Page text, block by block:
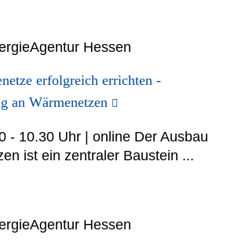
Hessen
erfolgreich errichten -
an Wärmenetzen
- 10.30 Uhr | online Der Ausbau
ist ein zentraler Baustein ...
Hessen